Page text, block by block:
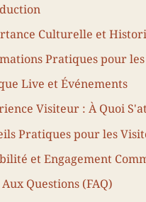
Culturelle et
Pratiques pour
Live et Événements
Visiteur : À Quoi
Pratiques pour les
et Engagement
Questions (FAQ)